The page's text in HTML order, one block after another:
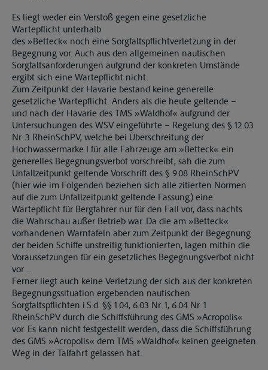
Es liegt weder ein Verstoß gegen eine gesetzliche
Wartepflicht unterhalb
des »Betteck« noch eine Sorgfaltspflichtverletzung in der
Begegnung vor. Auch aus den allgemeinen nautischen
Sorgfaltsanforderungen aufgrund der konkreten Umstände
ergibt sich eine Wartepflicht nicht.
Zum Zeitpunkt der Havarie bestand keine generelle
gesetzliche Wartepflicht. Anders als die heute geltende –
und nach der Havarie des TMS »Waldhof« aufgrund der
Untersuchungen des WSV eingeführte – Regelung des § 12.03
Nr. 3 RheinSchPV, welche bei Überschreitung der
Hochwassermarke I für alle Fahrzeuge am »Betteck« ein
generelles Begegnungsverbot vorschreibt, sah die zum
Unfallzeitpunkt geltende Vorschrift des § 9.08 RheinSchPV
(hier wie im Folgenden beziehen sich alle zitierten Normen
auf die zum Unfallzeitpunkt geltende Fassung) eine
Wartepflicht für Bergfahrer nur für den Fall vor, dass nachts
die Wahrschau außer Betrieb war. Da die am »Betteck«
vorhandenen Warntafeln aber zum Zeitpunkt der Begegnung
der beiden Schiffe unstreitig funktionierten, lagen mithin die
Voraussetzungen für ein gesetzliches Begegnungsverbot nicht
vor ...
Ferner liegt auch keine Verletzung der sich aus der konkreten
Begegnungssituation ergebenden nautischen
Sorgfaltspflichten i.S.d. §§ 1.04, 6.03 Nr. 1, 6.04 Nr. 1
RheinSchPV durch die Schiffsführung des GMS »Acropolis«
vor. Es kann nicht festgestellt werden, dass die Schiffsführung
des GMS »Acropolis« dem TMS »Waldhof« keinen geeigneten
Weg in der Talfahrt gelassen hat.